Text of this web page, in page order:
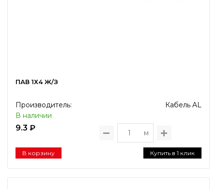
ПАВ 1Х4 Ж/З
Производитель:
Кабель AL
В наличии
9.3 ₽
м
В корзину Купить в 1 клик